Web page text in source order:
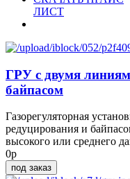
ЛИСТ
ГРУ с двумя
байпасом
Газорегуляторная
редуцирования и
высокого или среднего
0р
под заказ